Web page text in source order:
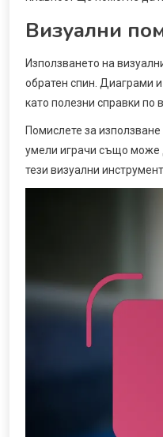
Визуални
Използването на
обратен спин. Диаграми
като полезни справки по
Помислете за
умели играчи също може
тези визуални